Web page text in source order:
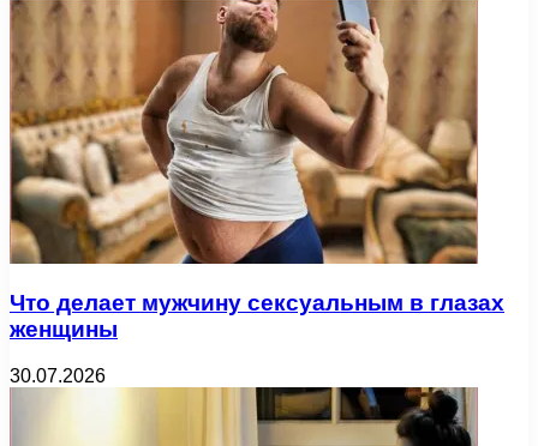
Что делает мужчину сексуальным в глазах
женщины
30.07.2026